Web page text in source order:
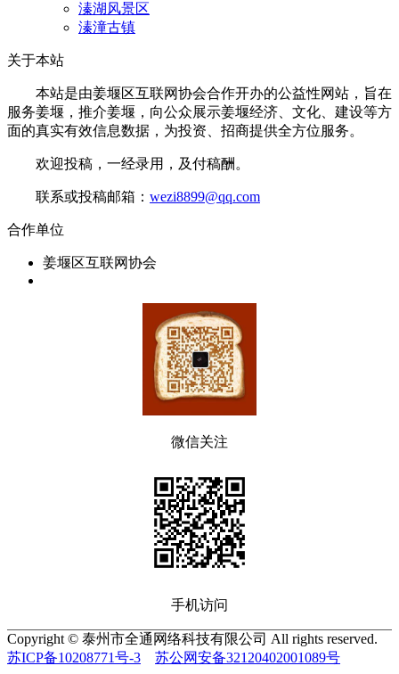
溱湖风景区
溱潼古镇
关于本站
本站是由姜堰区互联网协会合作开办的公益性网站，旨在
服务姜堰，推介姜堰，向公众展示姜堰经济、文化、建设等方
面的真实有效信息数据，为投资、招商提供全方位服务。
欢迎投稿，一经录用，及付稿酬。
联系或投稿邮箱： wezi8899@qq.com
合作单位
姜堰区互联网协会
微信关注
手机访问
Copyright © 泰州市全通网络科技有限公司 All rights reserved.
苏ICP备10208771号-3
苏公网安备32120402001089号